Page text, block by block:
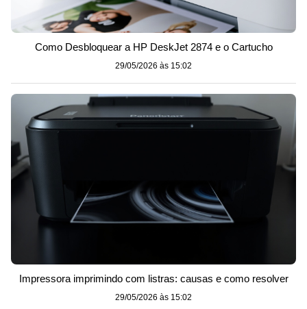
Como Desbloquear a HP DeskJet 2874 e o Cartucho
29/05/2026 às 15:02
Impressora imprimindo com listras: causas e como resolver
29/05/2026 às 15:02